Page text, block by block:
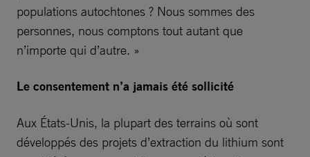
populations autochtones ? Nous sommes des
personnes, nous comptons tout autant que
n’importe qui d’autre. »
Le consentement n’a jamais été sollicité
Aux États-Unis, la plupart des terrains où sont
développés des projets d’extraction du lithium sont